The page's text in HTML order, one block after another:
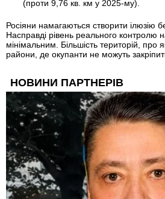
(проти 9,76 кв. км у 2025-му).
Росіяни намагаються створити ілюзію
Насправді рівень реального контролю
мінімальним. Більшість територій, про
райони, де окупанти не можуть